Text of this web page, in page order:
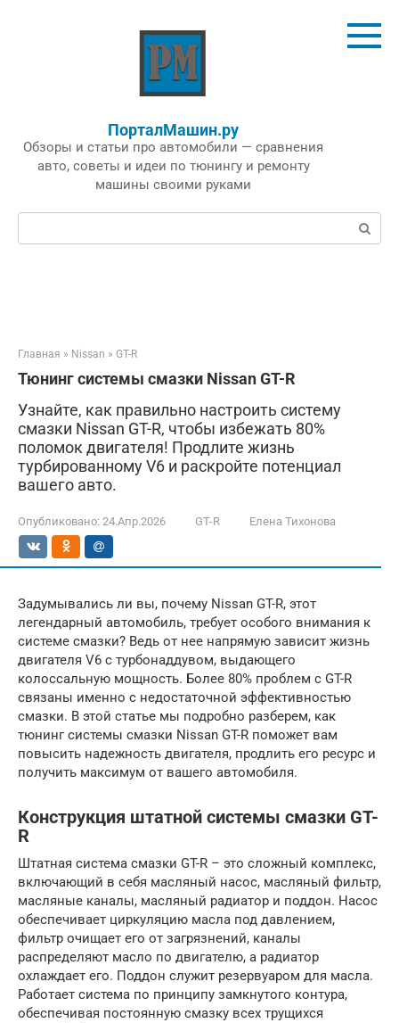
ПорталМашин.ру
Обзоры и статьи про автомобили — сравнения
авто, советы и идеи по тюнингу и ремонту
машины своими руками
Поиск:
Главная » Nissan » GT-R
Тюнинг системы смазки Nissan GT-R
Узнайте, как правильно настроить систему
смазки Nissan GT-R, чтобы избежать 80%
поломок двигателя! Продлите жизнь
турбированному V6 и раскройте потенциал
вашего авто.
Опубликовано: 24.Апр.2026 GT-R Елена Тихонова
Задумывались ли вы, почему Nissan GT-R, этот
легендарный автомобиль, требует особого внимания к
системе смазки? Ведь от нее напрямую зависит жизнь
двигателя V6 с турбонаддувом, выдающего
колоссальную мощность. Более 80% проблем с GT-R
связаны именно с недостаточной эффективностью
смазки. В этой статье мы подробно разберем, как
тюнинг системы смазки Nissan GT-R поможет вам
повысить надежность двигателя, продлить его ресурс и
получить максимум от вашего автомобиля.
Конструкция штатной системы смазки GT-
R
Штатная система смазки GT-R – это сложный комплекс,
включающий в себя масляный насос, масляный фильтр,
масляные каналы, масляный радиатор и поддон. Насос
обеспечивает циркуляцию масла под давлением,
фильтр очищает его от загрязнений, каналы
распределяют масло по двигателю, а радиатор
охлаждает его. Поддон служит резервуаром для масла.
Работает система по принципу замкнутого контура,
обеспечивая постоянную смазку всех трущихся